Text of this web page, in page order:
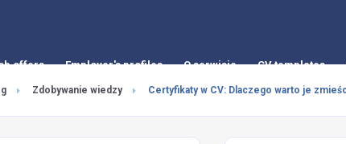
offers Employer's profiles O serwisie CV templates
Zdobywanie wiedzy Certyfikaty w CV: Dlaczego warto je